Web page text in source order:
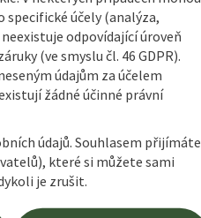
poptávka
specifické účely (analýza,
odpovídající úroveň
(ve smyslu čl. 46 GDPR).
údajům za účelem
žádné účinné právní
údajů. Souhlasem přijímáte
které si můžete sami
je zrušit.